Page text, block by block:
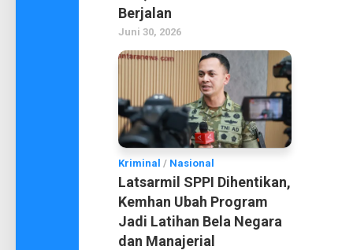
Berjalan
Juni 30, 2026
Kriminal / Nasional
Latsarmil SPPI Dihentikan,
Kemhan Ubah Program
Jadi Latihan Bela Negara
dan Manajerial